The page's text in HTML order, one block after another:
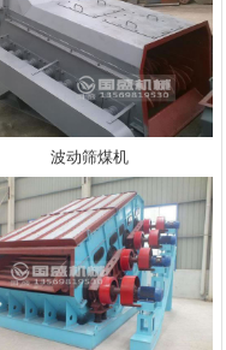
波动筛煤机